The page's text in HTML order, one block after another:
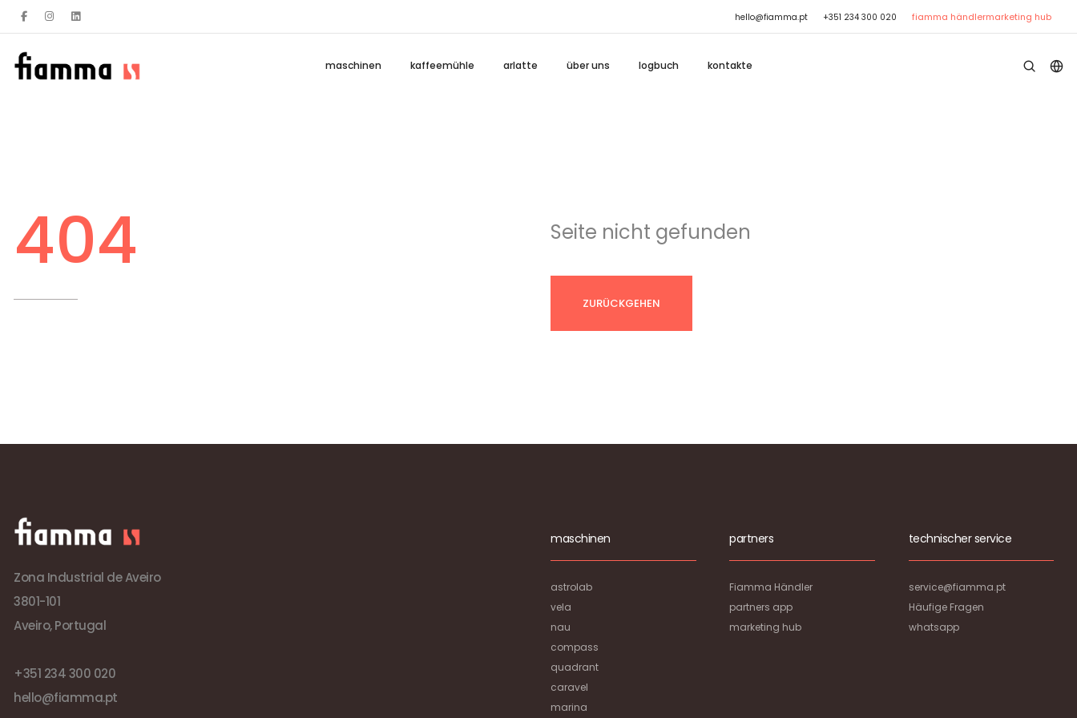
hello@fiamma.pt +351 234 300 020 fiamma händlermarketing hub
maschinen kaffeemühle arlatte über uns logbuch kontakte
404 Seite nicht gefunden
ZURÜCKGEHEN
Zona Industrial de Aveiro
3801-101
Aveiro, Portugal
+351 234 300 020
hello@fiamma.pt
maschinen
astrolab
vela
nau
compass
quadrant
caravel
marina
partners
Fiamma Händler
partners app
marketing hub
technischer service
service@fiamma.pt
Häufige Fragen
whatsapp